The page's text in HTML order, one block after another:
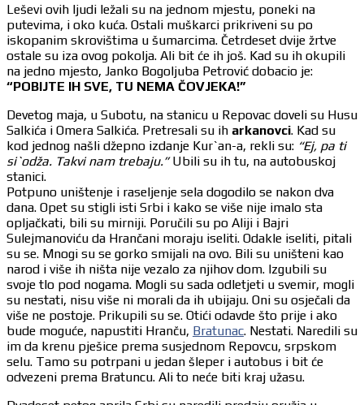
Leševi ovih ljudi ležali su na jednom mjestu, poneki na
putevima, i oko kuća. Ostali muškarci prikriveni su po
iskopanim skrovištima u šumarcima. Četrdeset dvije žrtve
ostale su iza ovog pokolja. Ali bit će ih još. Kad su ih okupili
na jedno mjesto, Janko Bogoljuba Petrović dobacio je:
“POBIJTE IH SVE, TU NEMA ČOVJEKA!”
Devetog maja, u Subotu, na stanicu u Repovac doveli su Husu
Salkića i Omera Salkića. Pretresali su ih arkanovci. Kad su
kod jednog našli džepno izdanje Kur`an-a, rekli su: “Ej, pa ti
si`odža. Takvi nam trebaju.”Ubili su ih tu, na autobuskoj
stanici.
Potpuno uništenje i raseljenje sela dogodilo se nakon dva
dana. Opet su stigli isti Srbi i kako se više nije imalo sta
opljačkati, bili su mirniji. Poručili su po Aliji i Bajri
Sulejmanoviću da Hrančani moraju iseliti. Odakle iseliti, pitali
su se. Mnogi su se gorko smijali na ovo. Bili su uništeni kao
narod i više ih ništa nije vezalo za njihov dom. Izgubili su
svoje tlo pod nogama. Mogli su sada odletjeti u svemir, mogli
su nestati, nisu više ni morali da ih ubijaju. Oni su osječali da
više ne postoje. Prikupili su se. Otići odavde što prije i ako
bude moguće, napustiti Hranču, Bratunac. Nestati. Naredili su
im da krenu pješice prema susjednom Repovcu, srpskom
selu. Tamo su potrpani u jedan šleper i autobus i bit će
odvezeni prema Bratuncu. Ali to neće biti kraj užasu.